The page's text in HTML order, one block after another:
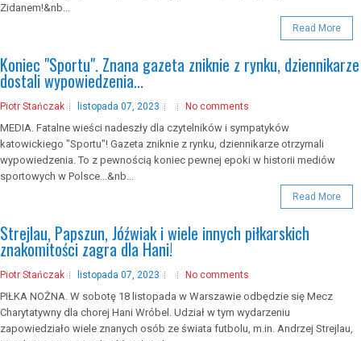
Zidanem!&nb...
Read More
Koniec "Sportu". Znana gazeta zniknie z rynku, dziennikarze
dostali wypowiedzenia...
Piotr Stańczak listopada 07, 2023 No comments
MEDIA. Fatalne wieści nadeszły dla czytelników i sympatyków
katowickiego "Sportu"! Gazeta zniknie z rynku, dziennikarze otrzymali
wypowiedzenia. To z pewnością koniec pewnej epoki w historii mediów
sportowych w Polsce...&nb...
Read More
Strejlau, Papszun, Jóźwiak i wiele innych piłkarskich
znakomitości zagra dla Hani!
Piotr Stańczak listopada 07, 2023 No comments
PIŁKA NOŻNA. W sobotę 18 listopada w Warszawie odbędzie się Mecz
Charytatywny dla chorej Hani Wróbel. Udział w tym wydarzeniu
zapowiedziało wiele znanych osób ze świata futbolu, m.in. Andrzej Strejlau,